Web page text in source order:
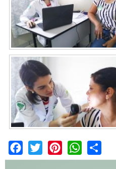
Facebook
Twitter PinterestWhatsApp